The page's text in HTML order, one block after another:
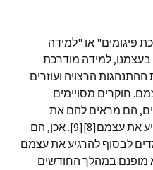
פיגומים" או "למידה
בעצמנו, למידה מודרכת
הרצויה ועוזרים
חוקרים מסויימים
הם מראים להם את
ההתנהגות שילדים יחקו כדי להרגיע את עצמם[8][9]. אכן, הם
לבסוף להרגיע את עצמם
מופנם במהלך החודשים